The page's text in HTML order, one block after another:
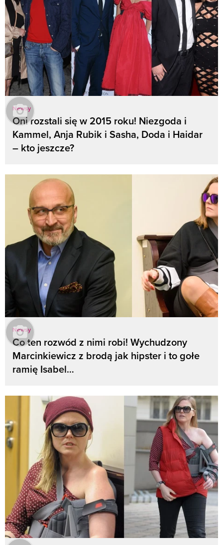
Newsy
Oni rozstali się w 2015 roku! Niezgoda i
Kammel, Anja Rubik i Sasha, Doda i Haidar
– kto jeszcze?
Newsy
Co ten rozwód z nimi robi! Wychudzony
Marcinkiewicz z brodą jak hipster i to gołe
ramię Isabel…